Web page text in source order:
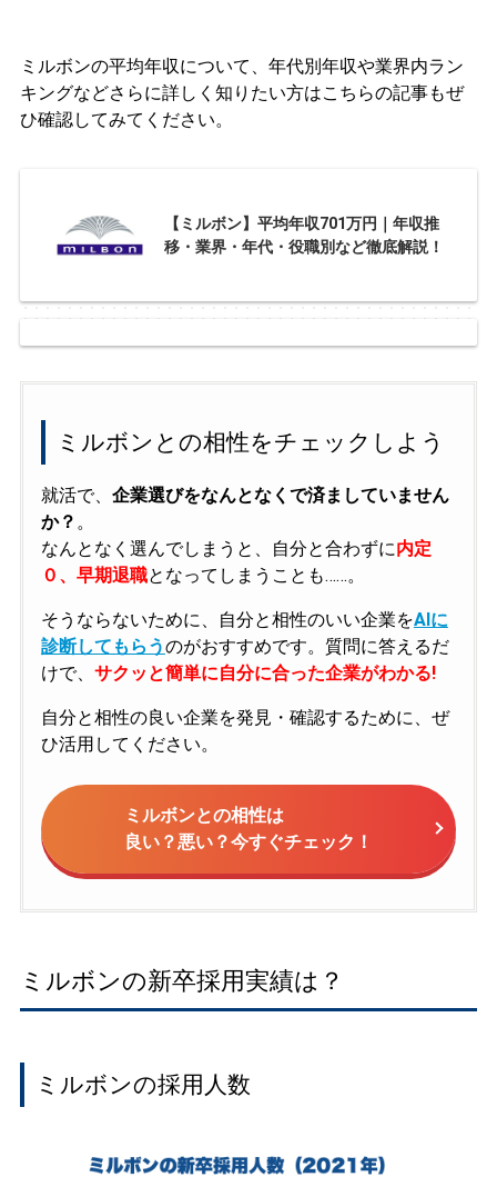
ミルボンの平均年収について、年代別年収や業界内ラン
キングなどさらに詳しく知りたい方はこちらの記事もぜ
ひ確認してみてください。
【ミルボン】平均年収701万円｜年収推
移・業界・年代・役職別など徹底解説！
ミルボンとの相性をチェックしよう
就活で、 企業選びをなんとなくで済ましていません
か？ 。
なんとなく選んでしまうと、自分と合わずに内定
０、早期退職となってしまうことも……。
そうならないために、自分と相性のいい企業をAIに
診断してもらうのがおすすめです。質問に答えるだ
けで、 サクッと簡単に自分に合った企業がわかる!
自分と相性の良い企業を発見・確認するために、ぜ
ひ活用してください。
ミルボンとの相性は
良い？悪い？今すぐチェック！
ミルボンの新卒採用実績は？
ミルボンの採用人数